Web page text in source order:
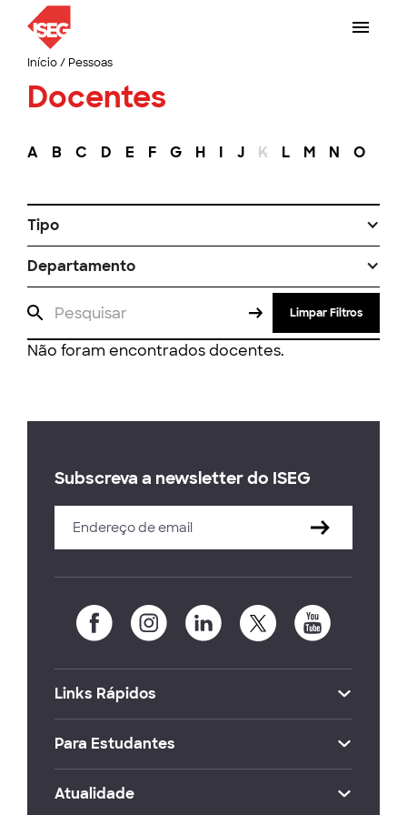
Início/ Pessoas
Docentes
A B C D E F G H I J K L M N O
Tipo
Departamento
Limpar Filtros
Não foram encontrados docentes.
Subscreva a newsletter do ISEG
Links Rápidos
Para Estudantes
Atualidade